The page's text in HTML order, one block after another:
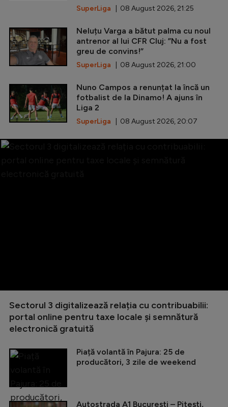
SuperLiga | 08 August 2026, 21:25
Neluțu Varga a bătut palma cu noul
antrenor al lui CFR Cluj: ”Nu a fost
greu de convins!”
SuperLiga | 08 August 2026, 21:00
Nuno Campos a renunțat la încă un
fotbalist de la Dinamo! A ajuns în
Liga 2
SuperLiga | 08 August 2026, 20:07
Sectorul 3 digitalizează relația cu contribuabilii:
portal online pentru taxe locale și semnătură
electronică gratuită
Piață volantă în Pajura: 25 de
producători, 3 zile de weekend
Autostrada A1 București – Pitești,